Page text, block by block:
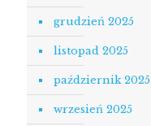
grudzień 2025
listopad 2025
październik 2025
wrzesień 2025